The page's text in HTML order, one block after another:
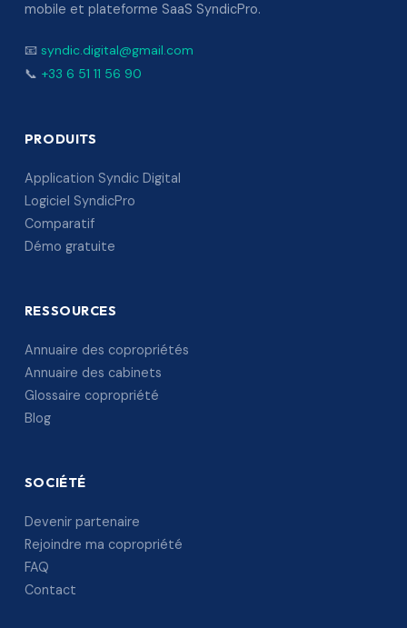
mobile et plateforme SaaS SyndicPro.
📧 syndic.digital@gmail.com
📞 +33 6 51 11 56 90
PRODUITS
Application Syndic Digital
Logiciel SyndicPro
Comparatif
Démo gratuite
RESSOURCES
Annuaire des copropriétés
Annuaire des cabinets
Glossaire copropriété
Blog
SOCIÉTÉ
Devenir partenaire
Rejoindre ma copropriété
FAQ
Contact